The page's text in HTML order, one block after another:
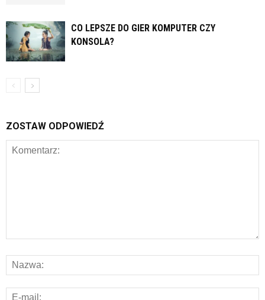
CO LEPSZE DO GIER KOMPUTER CZY
KONSOLA?
ZOSTAW ODPOWIEDŹ